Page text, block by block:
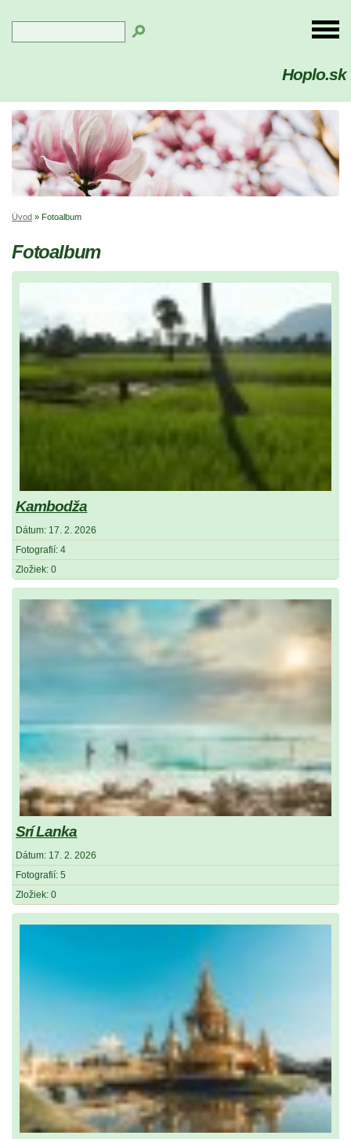
Hoplo.sk
Úvod » Fotoalbum
Fotoalbum
Kambodža
Dátum: 17. 2. 2026
Fotografií: 4
Zložiek: 0
Srí Lanka
Dátum: 17. 2. 2026
Fotografií: 5
Zložiek: 0